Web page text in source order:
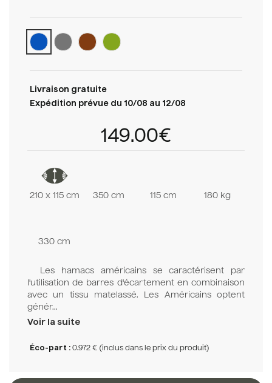
Livraison gratuite
Expédition prévue du 10/08 au 12/08
149.00€
210 x 115 cm 350 cm 115 cm 180 kg
330 cm
Les hamacs américains se caractérisent par
l'utilisation de barres d'écartement en combinaison
avec un tissu matelassé. Les Américains optent
génér...
Voir la suite
Éco-part : 0.972 € (inclus dans le prix du produit)